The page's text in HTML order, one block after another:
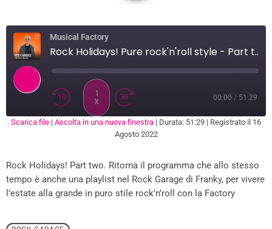
Musical Factory
Rock Holidays! Pure rock'n'roll style - Part two
1
X
00:00 / 51:29
LINK
EMBED
Scarica file | Ascolta in una nuova finestra | Durata: 51:29 | Registrato il 16
Agosto 2022
Rock Holidays! Part two. Ritorna il programma che allo stesso
tempo è anche una playlist nel Rock Garage di Franky, per vivere
l’estate alla grande in puro stile rock’n’roll con la Factory